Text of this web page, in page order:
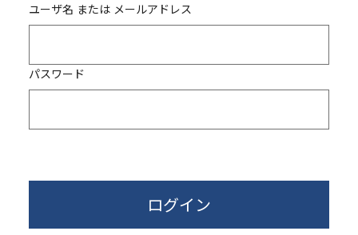
ユーザ名 または メールアドレス
パスワード
ログイン